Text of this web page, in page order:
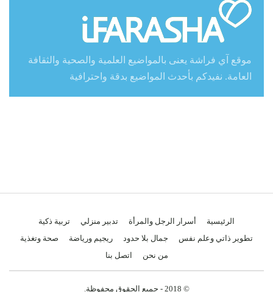
موقع آي فراشة يعنى بالمواضيع العلمية والصحية والثقافة
العامة. نفيدكم بأحدث المواضيع بدقة واحترافية
الرئيسية أسرار الرجل والمرأة تدبير منزلي
تربية ذكية
تطوير ذاتي وعلم نفس
جمال بلا حدود ريجيم ورياضة
صحة وتغذية
من نحن
اتصل بنا
© 2018 - جميع الحقوق محفوظة.